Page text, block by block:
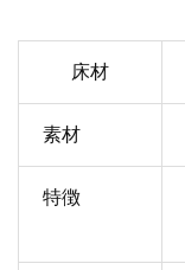
床材
素材
特徴